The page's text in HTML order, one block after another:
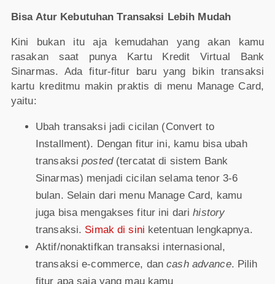
Bisa Atur Kebutuhan Transaksi Lebih Mudah
Kini bukan itu aja kemudahan yang akan kamu
rasakan saat punya Kartu Kredit Virtual Bank
Sinarmas. Ada fitur-fitur baru yang bikin transaksi
kartu kreditmu makin praktis di menu Manage Card,
yaitu:
Ubah transaksi jadi cicilan (Convert to
Installment). Dengan fitur ini, kamu bisa ubah
transaksiposted (tercatat di sistem Bank
Sinarmas) menjadi cicilan selama tenor 3-6
bulan. Selain dari menu Manage Card, kamu
juga bisa mengakses fitur ini darihistory
transaksi. Simak di sini ketentuan lengkapnya.
Aktif/nonaktifkan transaksi internasional,
transaksi e-commerce, dancash advance. Pilih
fitur apa saja yang mau kamu